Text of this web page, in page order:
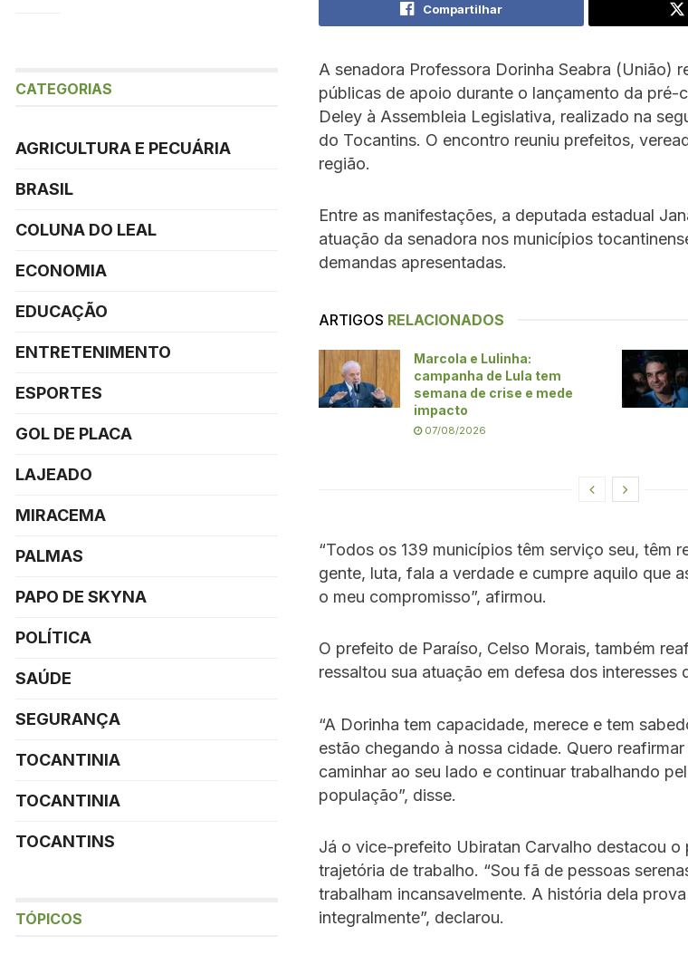
Compartilhar
A senadora Professora Dorinha Seabra (União)
públicas de apoio durante o lançamento da pré-
Deley à Assembleia Legislativa, realizado na
do Tocantins. O encontro reuniu prefeitos,
região.
Entre as manifestações, a deputada estadual
atuação da senadora nos municípios
demandas apresentadas.
ARTIGOS RELACIONADOS
Marcola e Lulinha:
campanha de Lula tem
semana de crise e mede
impacto
07/08/2026
“Todos os 139 municípios têm serviço seu, têm
gente, luta, fala a verdade e cumpre aquilo que
o meu compromisso”, afirmou.
O prefeito de Paraíso, Celso Morais, também
ressaltou sua atuação em defesa dos interesses
“A Dorinha tem capacidade, merece e tem
estão chegando à nossa cidade. Quero
caminhar ao seu lado e continuar trabalhando
população”, disse.
Já o vice-prefeito Ubiratan Carvalho destacou o
trajetória de trabalho. “Sou fã de pessoas
trabalham incansavelmente. A história dela
integralmente”, declarou.
CATEGORIAS
AGRICULTURA E PECUÁRIA
BRASIL
COLUNA DO LEAL
ECONOMIA
EDUCAÇÃO
ENTRETENIMENTO
ESPORTES
GOL DE PLACA
LAJEADO
MIRACEMA
PALMAS
PAPO DE SKYNA
POLÍTICA
SAÚDE
SEGURANÇA
TOCANTINIA
TOCANTINIA
TOCANTINS
TÓPICOS